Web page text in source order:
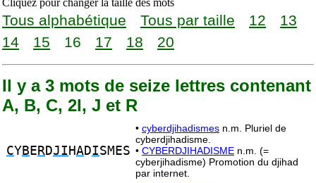
Cliquez pour changer la taille des mots
Tous alphabétique Tous par taille 12
13
14
15 16 17 18 20
Il y a 3 mots de seize lettres contenant
A, B, C, 2I, J et R
CYB E RDJI HADISMES
• cyberdjihadismes n.m. Pluriel de
cyberdjihadisme.
• CYBERDJIHADISME n.m. (=
cyberjihadisme) Promotion du djihad
par internet.